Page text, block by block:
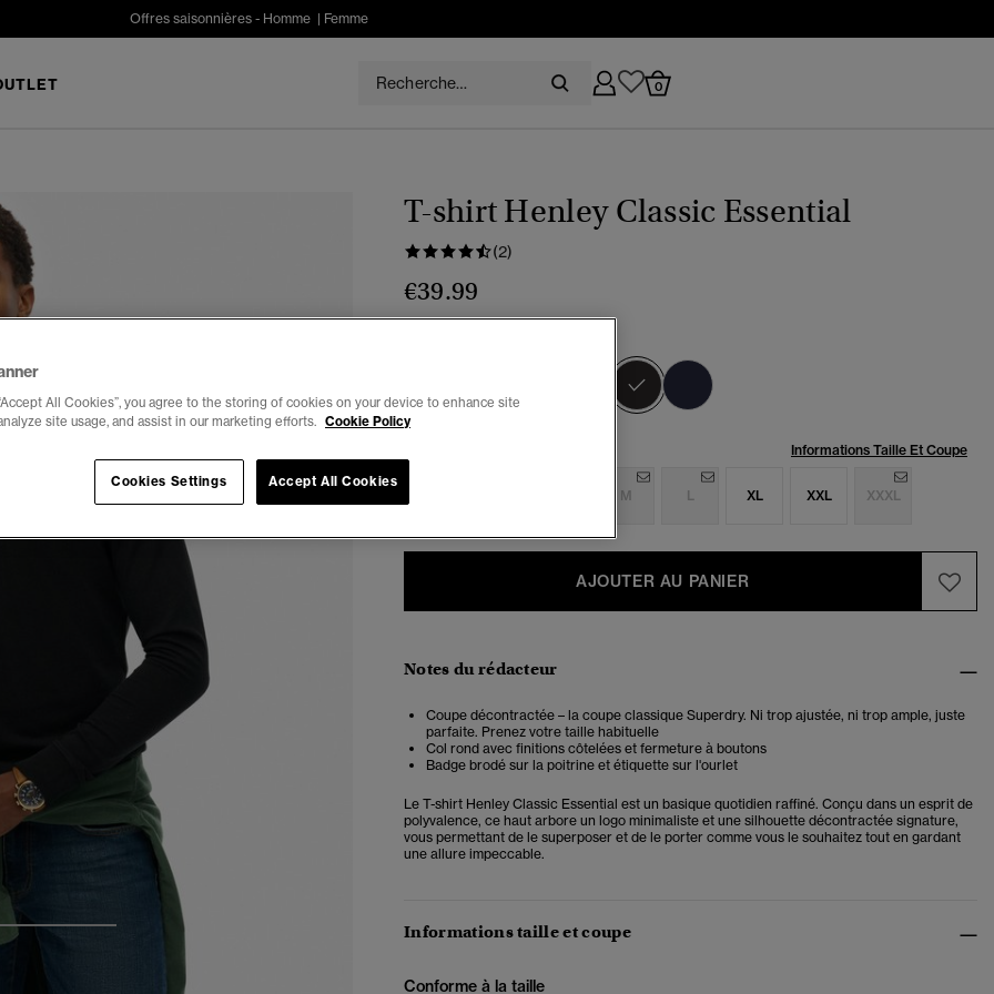
Offres saisonnières - Homme| Femme
0
3
T-shirt Henley Classic Essential
(2)
€39.99
sélectionné
Informations Taille Et Coupe
M L XL XXL XXXL
AJOUTER AU PANIER
Notes du rédacteur
Coupe décontractée – la coupe classique Superdry. Ni trop ajustée, ni trop ample, juste
parfaite. Prenez votre taille habituelle
Col rond avec finitions côtelées et fermeture à boutons
Badge brodé sur la poitrine et étiquette sur l'ourlet
Le T-shirt Henley Classic Essential est un basique quotidien raffiné. Conçu dans un esprit de
polyvalence, ce haut arbore un logo minimaliste et une silhouette décontractée signature,
vous permettant de le superposer et de le porter comme vous le souhaitez tout en gardant
une allure impeccable.
Informations taille et coupe
Conforme à la taille
All Cookies”, you agree to the storing of cookies on your device to enhance site
site usage, and assist in our marketing efforts. Cookie Policy
Cookies Settings Accept All Cookies